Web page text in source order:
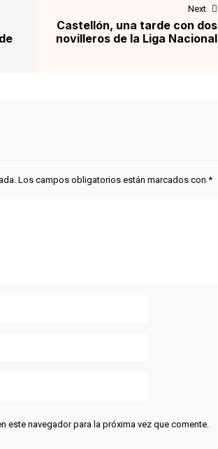
Next
Castellón, una tarde con dos
novilleros de la Liga Nacional
Los campos obligatorios están marcados con *
este navegador para la próxima vez que comente.